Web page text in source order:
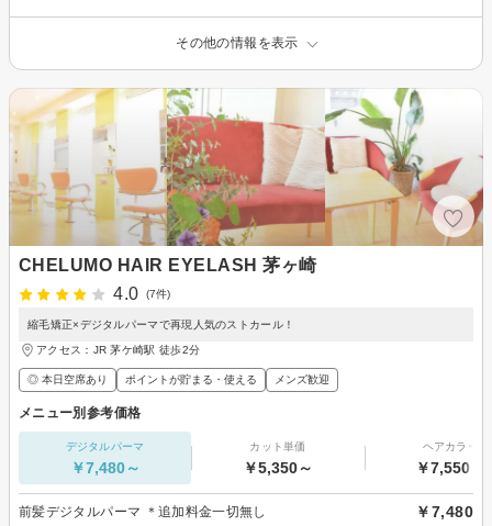
その他の情報を表示
CHELUMO HAIR EYELASH 茅ヶ崎
4.0
(7件)
縮毛矯正×デジタルパーマで再現人気のストカール！
アクセス：JR 茅ケ崎駅 徒歩2分
◎ 本日空席あり ポイントが貯まる・使える メンズ歓迎
メニュー別参考価格
デジタルパーマ
￥7,480～
カット単価
￥5,350～
ヘアカラー
￥7,550～
前髪デジタルパーマ ＊追加料金一切無し ￥7,480